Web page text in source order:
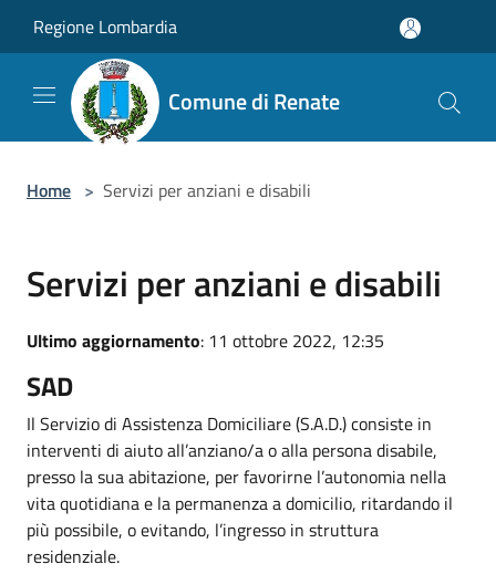
Regione Lombardia
Comune di Renate
Home > Servizi per anziani e disabili
Servizi per anziani e disabili
Ultimo aggiornamento: 11 ottobre 2022, 12:35
SAD
Il Servizio di Assistenza Domiciliare (S.A.D.) consiste in
interventi di aiuto all’anziano/a o alla persona disabile,
presso la sua abitazione, per favorirne l’autonomia nella
vita quotidiana e la permanenza a domicilio, ritardando il
più possibile, o evitando, l’ingresso in struttura
residenziale.